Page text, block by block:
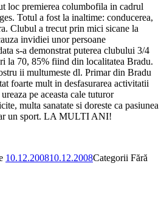
loc premierea columbofila in cadrul
Totul a fost la inaltime: conducerea,
Clubul a trecut prin mici sicane la
invidiei unor persoane
s-a demonstrat puterea clubului 3/4
la 70, 85% fiind din localitatea Bradu.
ii multumeste dl. Primar din Bradu
foarte mult in desfasurarea activitatii
pe aceasta cale tuturor
multa sanatate si doreste ca pasiunea
un sport. LA MULTI ANI!
10.12.200810.12.2008Categorii Fără